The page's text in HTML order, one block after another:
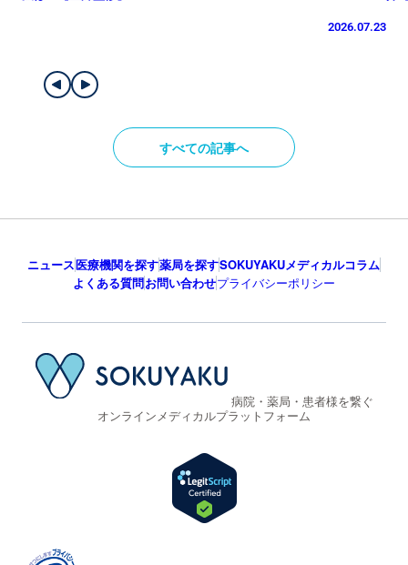
2026.07.23
すべての記事へ
ニュース医療機関を探す薬局を探すSOKUYAKUメディカルコラム
よくある質問お問い合わせプライバシーポリシー
病院・薬局・患者様を繋ぐ
オンラインメディカルプラットフォーム